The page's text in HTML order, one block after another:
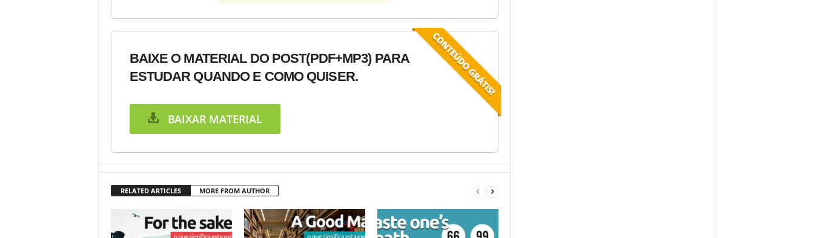
BAIXE O MATERIAL DO POST(PDF+MP3) PARA
ESTUDAR QUANDO E COMO QUISER.
BAIXAR MATERIAL
RELATED ARTICLES MORE FROM AUTHOR